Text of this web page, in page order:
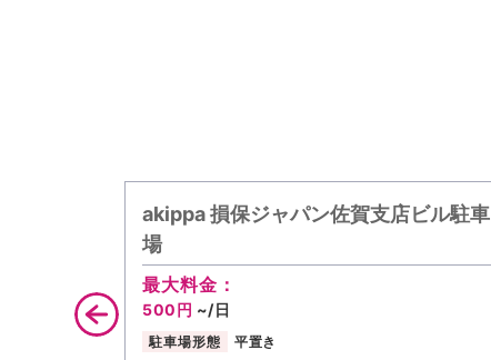
akippa 損保ジャパン佐賀支店ビル駐車
場
最大料金：
500円 ~/日
駐車場形態 平置き